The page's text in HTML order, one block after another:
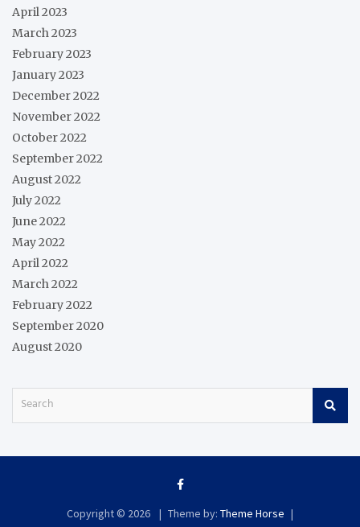
April 2023
March 2023
February 2023
January 2023
December 2022
November 2022
October 2022
September 2022
August 2022
July 2022
June 2022
May 2022
April 2022
March 2022
February 2022
September 2020
August 2020
Copyright © 2026
Theme by: Theme Horse